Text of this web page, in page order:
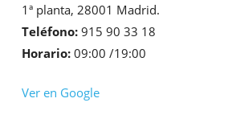
1ª planta, 28001 Madrid.
Teléfono:915 90 33 18
Horario:09:00 /19:00
Ver en Google